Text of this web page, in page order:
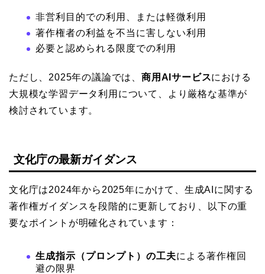
非営利目的での利用、または軽微利用
著作権者の利益を不当に害しない利用
必要と認められる限度での利用
ただし、2025年の議論では、 商用AIサービスにおける
大規模な学習データ利用について、より厳格な基準が
検討されています。
文化庁の最新ガイダンス
文化庁は2024年から2025年にかけて、生成AIに関する
著作権ガイダンスを段階的に更新しており、以下の重
要なポイントが明確化されています：
生成指示（プロンプト）の工夫による著作権回
避の限界